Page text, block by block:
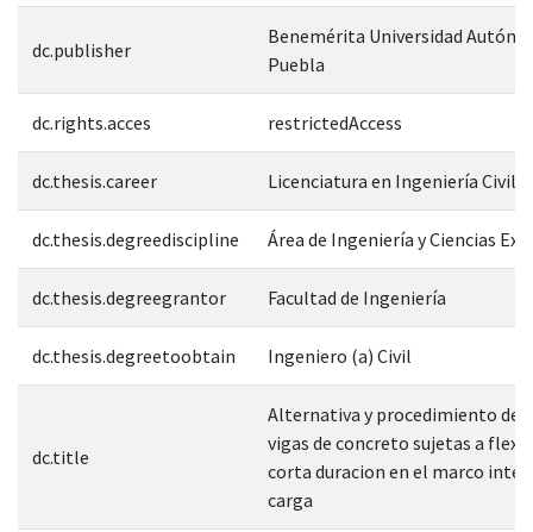
dc.publisher
Benemérita Universidad
Puebla
dc.rights.acces restrictedAccess
dc.thesis.career Licenciatura en Ingeniería Civil
dc.thesis.degreediscipline Área de Ingeniería y Ciencias
dc.thesis.degreegrantor Facultad de Ingeniería
dc.thesis.degreetoobtain Ingeniero (a) Civil
dc.title
Alternativa y procedimiento de
vigas de concreto sujetas a
corta duracion en el marco
carga